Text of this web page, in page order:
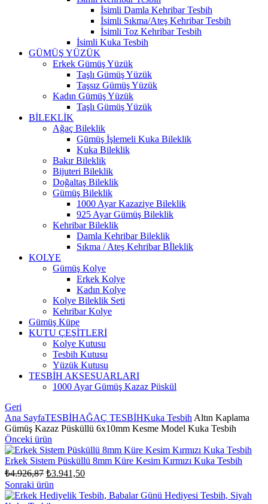
İsimli Damla Kehribar Tesbih
İsimli Sıkma/Ateş Kehribar Tesbih
İsimli Toz Kehribar Tesbih
İsimli Kuka Tesbih
GÜMÜŞ YÜZÜK
Erkek Gümüş Yüzük
Taşlı Gümüş Yüzük
Taşsız Gümüş Yüzük
Kadın Gümüş Yüzük
Taşlı Gümüş Yüzük
BİLEKLİK
Ağaç Bileklik
Gümüş İşlemeli Kuka Bileklik
Kuka Bileklik
Bakır Bileklik
Bijuteri Bileklik
Doğaltaş Bileklik
Gümüş Bileklik
1000 Ayar Kazaziye Bileklik
925 Ayar Gümüş Bileklik
Kehribar Bileklik
Damla Kehribar Bileklik
Sıkma / Ateş Kehribar Bİleklik
KOLYE
Gümüş Kolye
Erkek Kolye
Kadın Kolye
Kolye Bileklik Seti
Kehribar Kolye
Gümüş Küpe
KUTU ÇEŞİTLERİ
Kolye Kutusu
Tesbih Kutusu
Yüzük Kutusu
TESBİH AKSESUARLARI
1000 Ayar Gümüş Kazaz Püskül
Geri
Ana SayfaTESBİHAĞAÇ TESBİHKuka Tesbih Altın Kaplama
Gümüş Kazaz Püsküllü 6x10mm Kesme Model Kuka Tesbih
Önceki ürün
Erkek Sistem Püsküllü 8mm Küre Kesim Kırmızı Kuka Tesbih
₺4.926,87 Orijinal
fiyat:
₺4.926,87.
₺3.941,50Şu
fiyat:
Sonraki ürün